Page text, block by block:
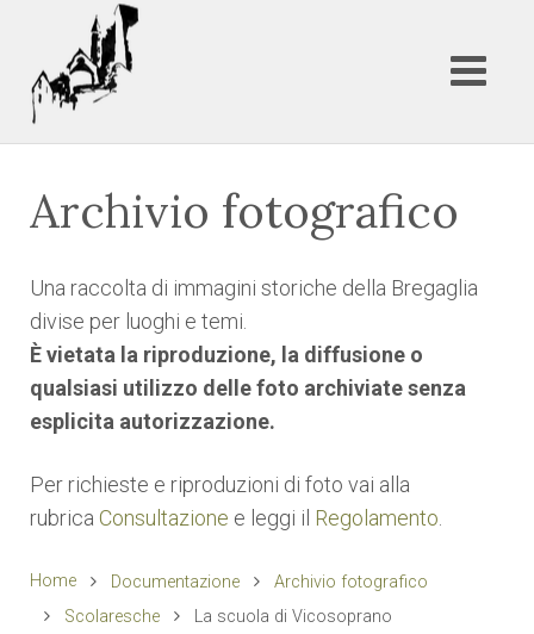
Archivio fotografico
Una raccolta di immagini storiche della Bregaglia
divise per luoghi e temi.
È vietata la riproduzione, la diffusione o
qualsiasi utilizzo delle foto archiviate senza
esplicita autorizzazione.
Per richieste e riproduzioni di foto vai alla
rubrica Consultazione e leggi il Regolamento
Home Documentazione
Archivio fotografico
Scolaresche
La scuola di Vicosoprano